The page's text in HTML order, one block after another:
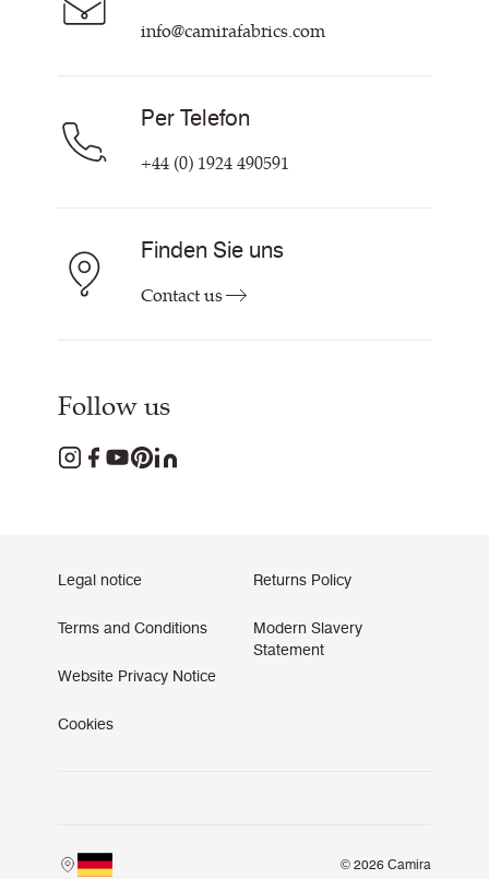
Hilfe & Kontakt
info@camirafabrics.com
Per Telefon
+44 (0) 1924 490591
Finden Sie uns
Contact us
Follow us
Legal notice
Terms and Conditions
Website Privacy Notice
Cookies
Returns Policy
Modern Slavery
Statement
© 2026 Camira